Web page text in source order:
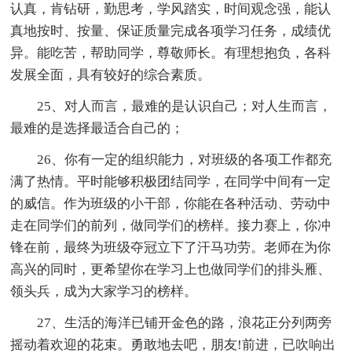
认真，肯钻研，勤思考，学风踏实，时间观念强，能认
真地按时、按量、保证质量完成各项学习任务，成绩优
异。能吃苦，帮助同学，尊敬师长。有理想抱负，各科
发展全面，具有较好的综合素质。
25、对人而言，最难的是认识自己；对人生而言，
最难的是选择最适合自己的；
26、你有一定的组织能力，对班级的各项工作都充
满了热情。平时能够积极团结同学，在同学中间有一定
的威信。作为班级的小干部，你能在各种活动、劳动中
走在同学们的前列，做同学们的榜样。接力赛上，你冲
锋在前，最终为班级夺冠立下了汗马功劳。老师在为你
高兴的同时，更希望你在学习上也做同学们的排头雁、
领头兵，成为大家学习的榜样。
27、生活的海洋已铺开金色的路，浪花正分列两旁
摇动着欢迎的花束。勇敢地去吧，朋友!前进，已吹响出